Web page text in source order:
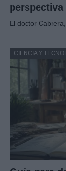
El doctor
CIENCIA Y